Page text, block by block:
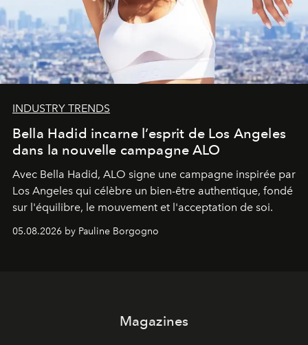
INDUSTRY TRENDS
Bella Hadid incarne l’esprit de Los Angeles
dans la nouvelle campagne ALO
Avec Bella Hadid, ALO signe une campagne inspirée par
Los Angeles qui célèbre un bien-être authentique, fondé
sur l'équilibre, le mouvement et l'acceptation de soi.
05.08.2026 by Pauline Borgogno
Magazines